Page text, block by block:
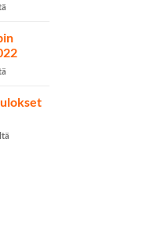
valittu
artikkelissa
SM-
käytiin
Lahdessa
artikkelissa
Cupin
artikkelissa